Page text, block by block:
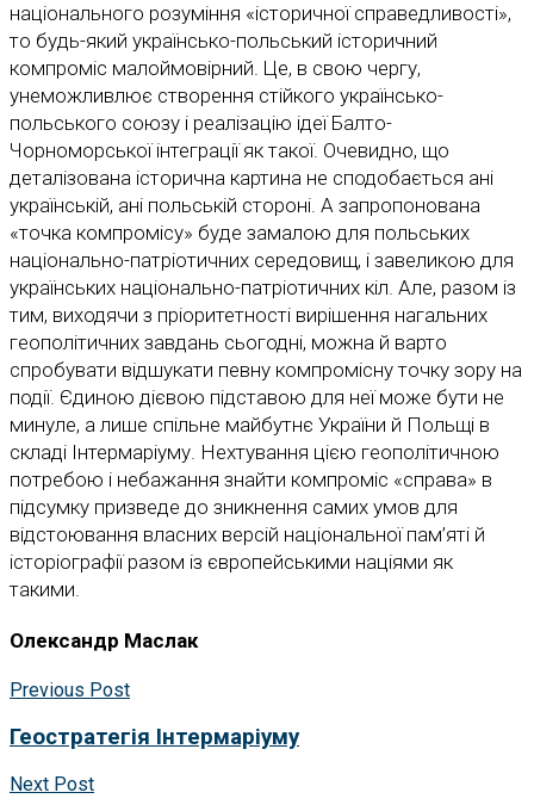
національного розуміння «історичної справедливості»,
то будь-який українсько-польський історичний
компроміс малоймовірний. Це, в свою чергу,
унеможливлює створення стійкого українсько-
польського союзу і реалізацію ідеї Балто-
Чорноморської інтеграції як такої. Очевидно, що
деталізована історична картина не сподобається ані
українській, ані польській стороні. А запропонована
«точка компромісу» буде замалою для польських
національно-патріотичних середовищ, і завеликою для
українських національно-патріотичних кіл. Але, разом із
тим, виходячи з пріоритетності вирішення нагальних
геополітичних завдань сьогодні, можна й варто
спробувати відшукати певну компромісну точку зору на
події. Єдиною дієвою підставою для неї може бути не
минуле, а лише спільне майбутнє України й Польщі в
складі Інтермаріуму. Нехтування цією геополітичною
потребою і небажання знайти компроміс «справа» в
підсумку призведе до зникнення самих умов для
відстоювання власних версій національної пам’яті й
історіографії разом із європейськими націями як
такими.
Олександр Маслак
Previous Post
Геостратегія Інтермаріуму
Next Post